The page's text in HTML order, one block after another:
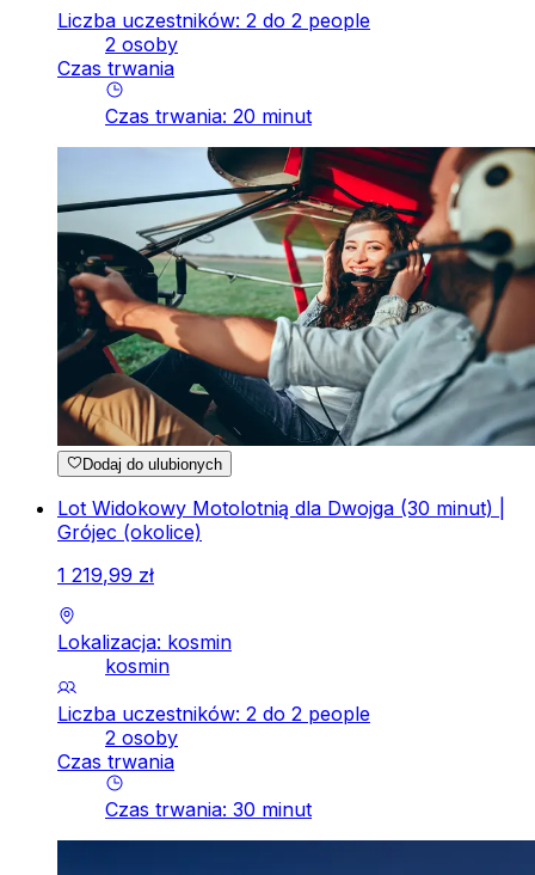
Liczba uczestników: 2 do 2 people
2 osoby
Czas trwania
Czas trwania: 20 minut
Dodaj do ulubionych
Lot Widokowy Motolotnią dla Dwojga (30 minut) |
Grójec (okolice)
1 219,99 zł
Lokalizacja: kosmin
kosmin
Liczba uczestników: 2 do 2 people
2 osoby
Czas trwania
Czas trwania: 30 minut